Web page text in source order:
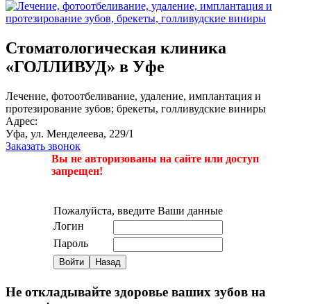
Стоматологическая клиника
«ГОЛЛИВУД» в Уфе
Лечение, фотоотбеливание, удаление, имплантация и
протезирование зубов; брекеты, голливудские виниры
Адрес:
Уфа, ул. Менделеева, 229/1
Заказать звонок
Вы не авторизованы на сайте или доступ
запрещен!
Пожалуйста, введите Ваши данные
Логин
Пароль
Не откладывайте здоровье ваших зубов на